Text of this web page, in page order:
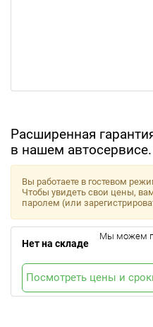
Расширенная
в нашем автосервисе.
Вы работаете в гостевом
Чтобы увидеть свои цены,
паролем (или
Нет на складе
Мы можем
Посмотреть цены и